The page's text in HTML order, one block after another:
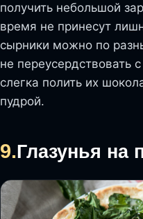
получить небольшой
время не принесут
сырники можно по
не переусердствовать
слегка полить их
пудрой.
9.Глазунья на